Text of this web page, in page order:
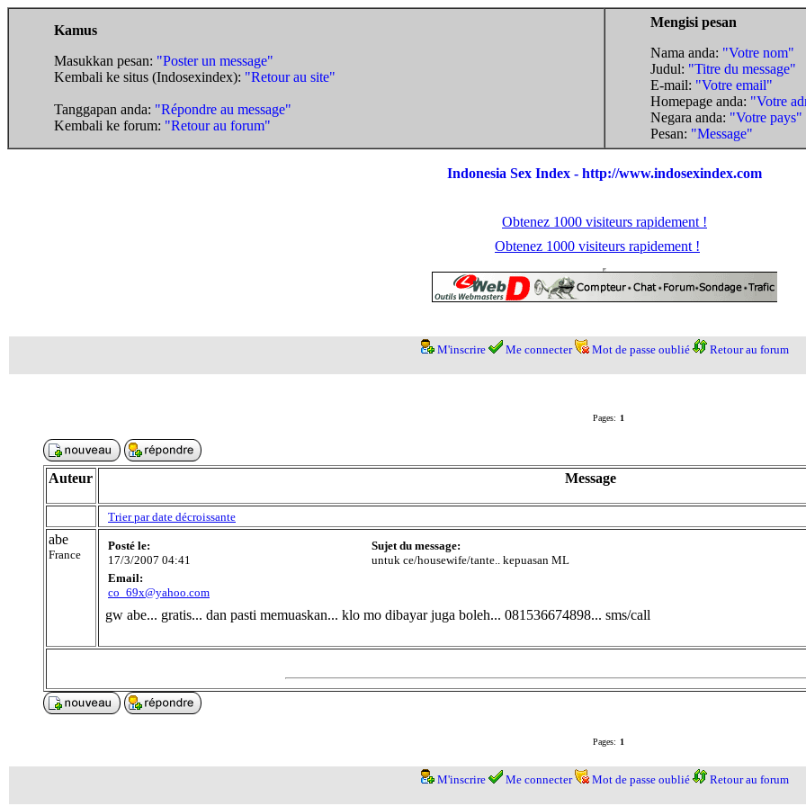
Kamus
Masukkan pesan: "Poster un message"
Kembali ke situs (Indosexindex): "Retour au site"
Tanggapan anda: "Répondre au message"
Kembali ke forum: "Retour au forum"
Mengisi pesan
Nama anda: "Votre nom"
Judul: "Titre du message"
E-mail: "Votre email"
Homepage anda: "Votre
Negara anda: "Votre pays"
Pesan: "Message"
Indonesia Sex Index - http://www.indosexindex.com
Obtenez 1000 visiteurs rapidement !
Obtenez 1000 visiteurs rapidement !
M'inscrire Me connecter Mot de passe oublié Retour au forum
Pages: 1
Auteur Message
Trier par date décroissante
abe
France
Posté le:
17/3/2007 04:41
Sujet du message:
untuk ce/housewife/tante.. kepuasan ML
Email:
co_69x@yahoo.com
gw abe... gratis... dan pasti memuaskan... klo mo dibayar juga boleh... 081536674898... sms/call
Pages: 1
M'inscrire Me connecter Mot de passe oublié Retour au forum